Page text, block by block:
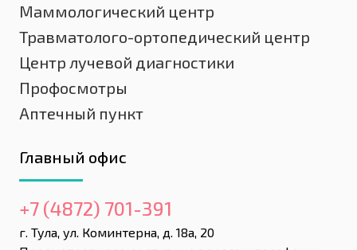
Маммологический центр
Травматолого-ортопедический центр
Центр лучевой диагностики
Профосмотры
Аптечный пункт
Главный офис
+7 (4872) 701-391
г. Тула, ул. Коминтерна, д. 18а, 20